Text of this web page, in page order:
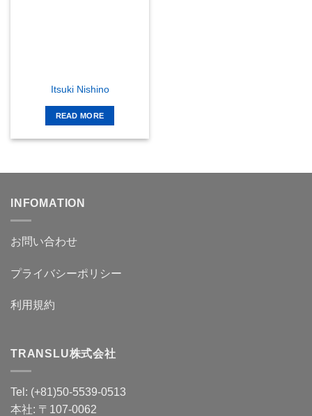
Itsuki Nishino
READ MORE
INFOMATION
お問い合わせ
プライバシーポリシー
利用規約
TRANSLU株式会社
Tel: (+81)50-5539-0513
本社: 〒107-0062